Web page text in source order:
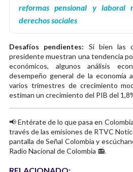
reformas pensional y laboral
derechos sociales
Desafíos pendientes: Si bien las
presidente muestran una tendencia
económicos, algunos análisis
desempeño general de la economía
varios trimestres de crecimiento
estiman un crecimiento del PIB del
📢 Entérate de lo que pasa en
través de las emisiones de RTVC
pantalla de Señal Colombia y
Radio Nacional de Colombia 📻.